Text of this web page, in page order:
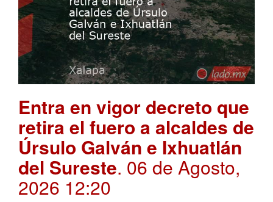
Entra en vigor decreto que
retira el fuero a alcaldes de
Úrsulo Galván e Ixhuatlán
del Sureste. 06 de Agosto,
2026 12:20